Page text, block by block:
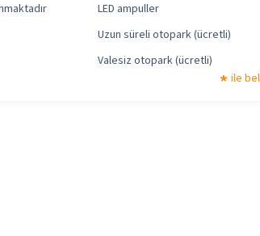
LED ampuller
Uzun süreli otopark (ücretli)
Valesiz otopark (ücretli)
ile